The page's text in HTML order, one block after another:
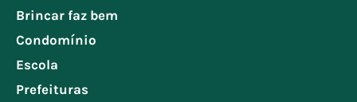
Brincar faz bem
Condomínio
Escola
Prefeituras